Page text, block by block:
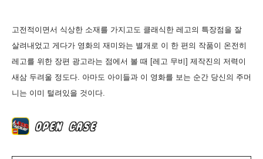
고전적이면서 식상한 소재를 가지고도 클래식한 레고의 특장점을 잘
살려내었고 게다가 영화의 재미와는 별개로 이 한 편의 작품이 온전히
레고를 위한 장편 광고라는 점에서 볼 때 [레고 무비] 제작진의 저력이
새삼 두려울 정도다. 아마도 아이들과 이 영화를 보는 순간 당신의 주머
니는 이미 털려있을 것이다.